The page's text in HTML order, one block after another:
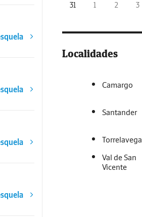
31 1 2 3
Localidades
Camargo
Santander
Torrelavega
Val de San
Vicente